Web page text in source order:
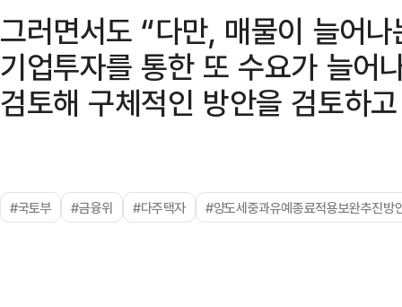
그러면서도 “다만, 매물이 늘어
기업투자를 통한 또 수요가 늘어
검토해 구체적인 방안을 검토하
#국토부 #금융위 #다주택자 #양도세중과유예종료적용보완추진방